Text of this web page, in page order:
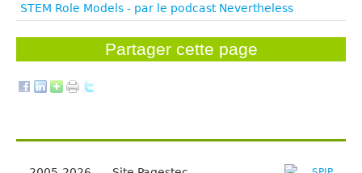
STEM Role Models - par le podcast Nevertheless
Partager cette page